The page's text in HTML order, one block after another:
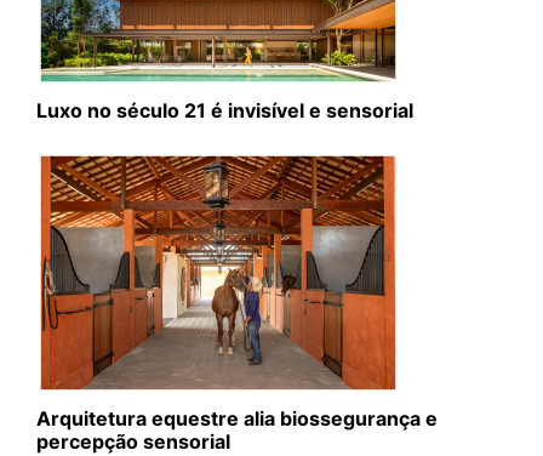
Luxo no século 21 é invisível e sensorial
Arquitetura equestre alia biossegurança e
percepção sensorial